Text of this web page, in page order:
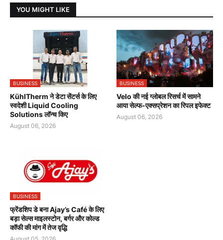
YOU MIGHT LIKE
BUSINESS
KühlTherm ने डेटा सेंटर्स के लिए
स्वदेशी Liquid Cooling
Solutions लॉन्च किए
August 06, 2026
BUSINESS
Velo की नई ग्लोबल रिसर्च में सामने
आया सेल्फ-एक्सप्रेशन का रिपल इफेक्ट
August 06, 2026
BUSINESS
फ्रेंडशिप डे बना Ajay’s Café के लिए
बड़ा सेल्स माइलस्टोन, बर्गर और कोल्ड
कॉफी की मांग में तेज वृद्धि